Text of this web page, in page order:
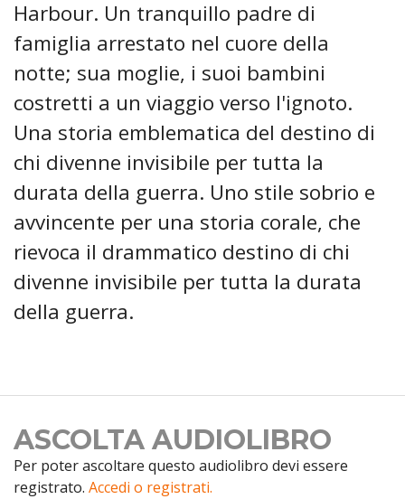
Harbour. Un tranquillo padre di
famiglia arrestato nel cuore della
notte; sua moglie, i suoi bambini
costretti a un viaggio verso l'ignoto.
Una storia emblematica del destino di
chi divenne invisibile per tutta la
durata della guerra. Uno stile sobrio e
avvincente per una storia corale, che
rievoca il drammatico destino di chi
divenne invisibile per tutta la durata
della guerra.
ASCOLTA AUDIOLIBRO
Per poter ascoltare questo audiolibro devi essere
registrato. Accedi o registrati.